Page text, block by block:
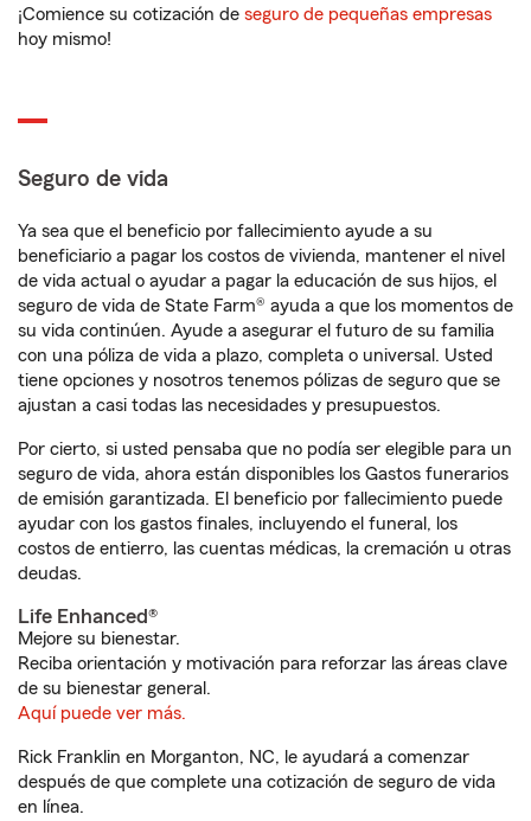
¡Comience su cotización de seguro de pequeñas empresas
hoy mismo!
Seguro de vida
Ya sea que el beneficio por fallecimiento ayude a su
beneficiario a pagar los costos de vivienda, mantener el nivel
de vida actual o ayudar a pagar la educación de sus hijos, el
seguro de vida de State Farm® ayuda a que los momentos de
su vida continúen. Ayude a asegurar el futuro de su familia
con una póliza de vida a plazo, completa o universal. Usted
tiene opciones y nosotros tenemos pólizas de seguro que se
ajustan a casi todas las necesidades y presupuestos.
Por cierto, si usted pensaba que no podía ser elegible para un
seguro de vida, ahora están disponibles los Gastos funerarios
de emisión garantizada. El beneficio por fallecimiento puede
ayudar con los gastos finales, incluyendo el funeral, los
costos de entierro, las cuentas médicas, la cremación u otras
deudas.
Life Enhanced®
Mejore su bienestar.
Reciba orientación y motivación para reforzar las áreas clave
de su bienestar general.
Aquí puede ver más.
Rick Franklin en Morganton, NC, le ayudará a comenzar
después de que complete una cotización de seguro de vida
en línea.